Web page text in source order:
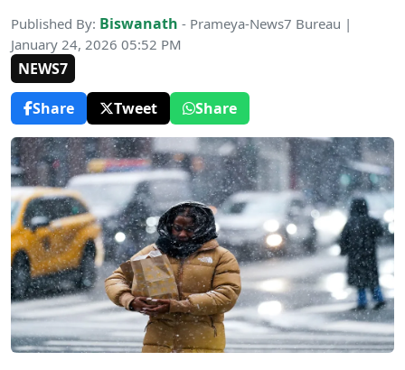
Published By: Biswanath - Prameya-News7 Bureau |
January 24, 2026 05:52 PM
NEWS7
Share
Tweet Share